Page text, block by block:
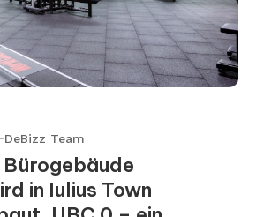
DeBizz Team
in Iulius Town